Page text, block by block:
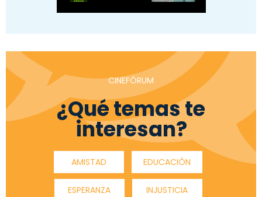
CINEFÓRUM
¿Qué temas te
interesan?
AMISTAD EDUCACIÓN
ESPERANZA INJUSTICIA